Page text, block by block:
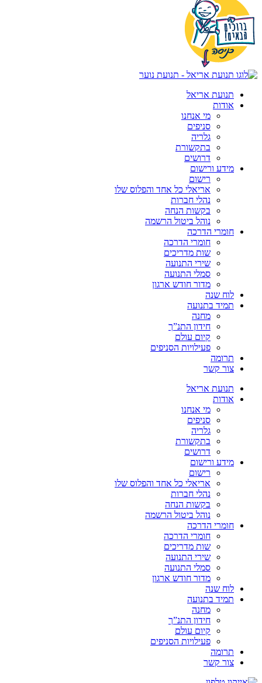
תנועת אריאל
אודות
מי אנחנו
סניפים
גלריה
בתקשורת
דרושים
מידע ורישום
רישום
אריאלי כל אחד והפלוס שלו
נהלי חברות
בקשות הנחה
נוהל ביטול הרשמה
חומרי הדרכה
חומרי הדרכה
שות מדריכים
שירי התנועה
סמלי התנועה
מדור חודש ארגון
לוח שנה
תמיד בתנועה
מחנה
חידון התנ”ך
קיום עולם
פעילויות הסניפים
תרומה
צור קשר
תנועת אריאל
אודות
מי אנחנו
סניפים
גלריה
בתקשורת
דרושים
מידע ורישום
רישום
אריאלי כל אחד והפלוס שלו
נהלי חברות
בקשות הנחה
נוהל ביטול הרשמה
חומרי הדרכה
חומרי הדרכה
שות מדריכים
שירי התנועה
סמלי התנועה
מדור חודש ארגון
לוח שנה
תמיד בתנועה
מחנה
חידון התנ”ך
קיום עולם
פעילויות הסניפים
תרומה
צור קשר